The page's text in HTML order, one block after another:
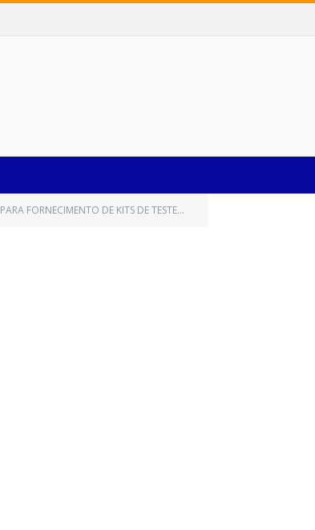
TESTES RÁPIDOS PARA DIAGNÓSTICO DA COVID-19)